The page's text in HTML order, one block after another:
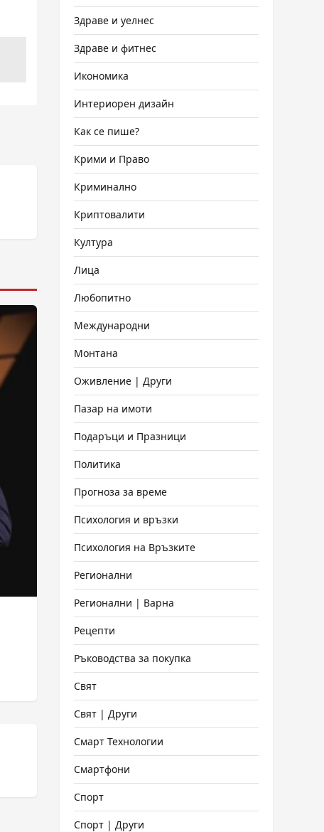
Здраве и уелнес
Здраве и фитнес
Икономика
Интериорен дизайн
Как се пише?
Крими и Право
Криминално
Криптовалити
Култура
Лица
Любопитно
Международни
Монтана
Оживление | Други
Пазар на имоти
Подаръци и Празници
Политика
Прогноза за време
Психология и връзки
Психология на Връзките
Регионални
Регионални | Варна
Рецепти
Ръководства за покупка
Свят
Свят | Други
Смарт Технологии
Смартфони
Спорт
Спорт | Други